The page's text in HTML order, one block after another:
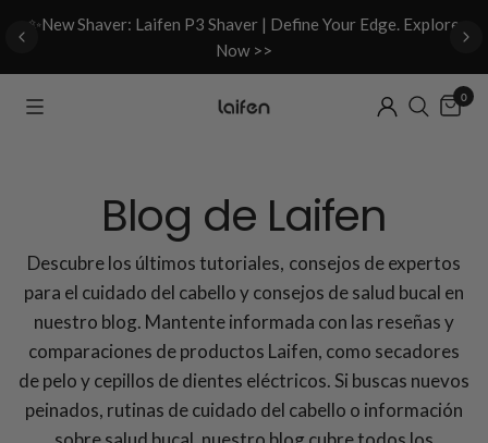
✨New Shaver: Laifen P3 Shaver | Define Your Edge. Explore
Now >>
0
Blog de Laifen
Descubre los últimos tutoriales, consejos de expertos
para el cuidado del cabello y consejos de salud bucal en
nuestro blog. Mantente informada con las reseñas y
comparaciones de productos Laifen, como secadores
de pelo y cepillos de dientes eléctricos. Si buscas nuevos
peinados, rutinas de cuidado del cabello o información